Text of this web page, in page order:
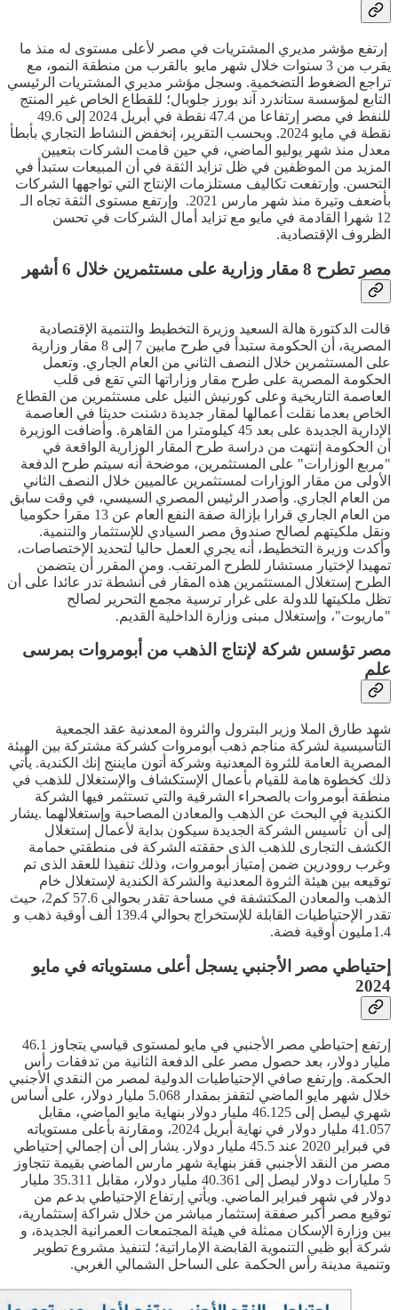
إرتفع مؤشر مديري المشتريات في مصر لأعلى مستوى له منذ ما
يقرب من 3 سنوات خلال شهر مايو بالقرب من منطقة النمو، مع
تراجع الضغوط التضخمية. وسجل مؤشر مديري المشتريات الرئيسي
التابع لمؤسسة ستاندرد آند بورز جلوبال؛ للقطاع الخاص غير المنتج
للنفط في مصر إرتفاعا من 47.4 نقطة في أبريل 2024 إلى 49.6
نقطة في مايو 2024. وبحسب التقرير، إنخفض النشاط التجاري بأبطأ
معدل منذ شهر يوليو الماضي، في حين قامت الشركات بتعيين
المزيد من الموظفين في ظل تزايد الثقة في أن المبيعات ستبدأ في
التحسن. وإرتفعت تكاليف مستلزمات الإنتاج التي تواجهها الشركات
بأضعف وتيرة منذ شهر مارس 2021. وإرتفع مستوى الثقة تجاه الـ
12 شهرا القادمة في مايو مع تزايد أمال الشركات في تحسن
الظروف الإقتصادية.
مصر تطرح 8 مقار وزارية على مستثمرين خلال 6 أشهر
قالت الدكتورة هالة السعيد وزيرة التخطيط والتنمية الإقتصادية
المصرية، أن الحكومة ستبدأ في طرح مابين 7 إلى 8 مقار وزارية
على المستثمرين خلال النصف الثاني من العام الجاري. وتعمل
الحكومة المصرية على طرح مقار وزاراتها التي تقع فى قلب
العاصمة التاريخية وعلى كورنيش النيل على مستثمرين من القطاع
الخاص بعدما نقلت أعمالها لمقار جديدة دشنت حديثا في العاصمة
الإدارية الجديدة على بعد 45 كيلومترا من القاهرة. وأضافت الوزيرة
أن الحكومة إنتهت من دراسة طرح المقار الوزارية الواقعة في
"مربع الوزارات" على المستثمرين، موضحة أنه سيتم طرح الدفعة
الأولى من مقار الوزارات لمستثمرين عالميين خلال النصف الثاني
من العام الجاري. وأصدر الرئيس المصري السيسي، في وقت سابق
من العام الجاري قرارا بإزالة صفة النفع العام عن 13 مقرا حكوميا
ونقل ملكيتهم لصالح صندوق مصر السيادي للإستثمار والتنمية.
وأكدت وزيرة التخطيط، أنه يجري العمل حاليا لتحديد الإختصاصات،
تمهيدا لإختيار مستشار للطرح المرتقب. ومن المقرر أن يتضمن
الطرح إستغلال المستثمرين هذه المقار فى أنشطة تدر عائدا على أن
تظل ملكيتها للدولة على غرار ترسية مجمع التحرير لصالح
"ماريوت"، وإستغلال مبنى وزارة الداخلية القديم.
مصر تؤسس شركة لإنتاج الذهب من أبومروات بمرسى
علم
شهد طارق الملا وزير البترول والثروة المعدنية عقد الجمعية
التأسيسية لشركة مناجم ذهب أبومروات كشركة مشتركة بين الهيئة
المصرية العامة للثروة المعدنية وشركة أتون مايننج إنك الكندية. يأتي
ذلك كخطوة هامة للقيام بأعمال الإستكشاف والإستغلال للذهب في
منطقة أبومروات بالصحراء الشرقية والتي تستثمر فيها الشركة
الكندية في البحث عن الذهب والمعادن المصاحبة وإستغلالهما .يشار
إلى أن تأسيس الشركة الجديدة سيكون بداية لأعمال إستغلال
الكشف التجارى للذهب الذى حققته الشركة فى منطقتي حمامة
وغرب روودرين ضمن إمتياز أبومروات، وذلك تنفيذا للعقد الذى تم
توقيعه بين هيئة الثروة المعدنية والشركة الكندية لإستغلال خام
الذهب والمعادن المكتشفة في مساحة تقدر بحوالى 57.6 كم2، حيث
تقدر الإحتياطيات القابلة للإستخراج بحوالي 139.4 ألف أوقية ذهب و
1.4مليون أوقية فضة.
إحتياطي مصر الأجنبي يسجل أعلى مستوياته في مايو
2024
إرتفع إحتياطي مصر الأجنبي في مايو لمستوى قياسي يتجاوز 46.1
مليار دولار، بعد حصول مصر على الدفعة الثانية من تدفقات رأس
الحكمة. وإرتفع صافي الإحتياطيات الدولية لمصر من النقدي الأجنبي
خلال شهر مايو الماضي لتقفز بمقدار 5.068 مليار دولار، على أساس
شهري ليصل إلى 46.125 مليار دولار بنهاية مايو الماضي، مقابل
41.057 مليار دولار في نهاية أبريل 2024، ومقارنة بأعلى مستوياته
في فبراير 2020 عند 45.5 مليار دولار. يشار إلى أن إجمالي إحتياطي
مصر من النقد الأجنبي قفز بنهاية شهر مارس الماضي بقيمة تتجاوز
5 مليارات دولار ليصل إلى 40.361 مليار دولار، مقابل 35.311 مليار
دولار في شهر فبراير الماضي. ويأتي إرتفاع الإحتياطي بدعم من
توقيع مصر أكبر صفقة إستثمار مباشر من خلال شراكة إستثمارية،
بين وزارة الإسكان ممثلة في هيئة المجتمعات العمرانية الجديدة، و
شركة أبو ظبي التنموية القابضة الإماراتية؛ لتنفيذ مشروع تطوير
وتنمية مدينة رأس الحكمة على الساحل الشمالي الغربي.